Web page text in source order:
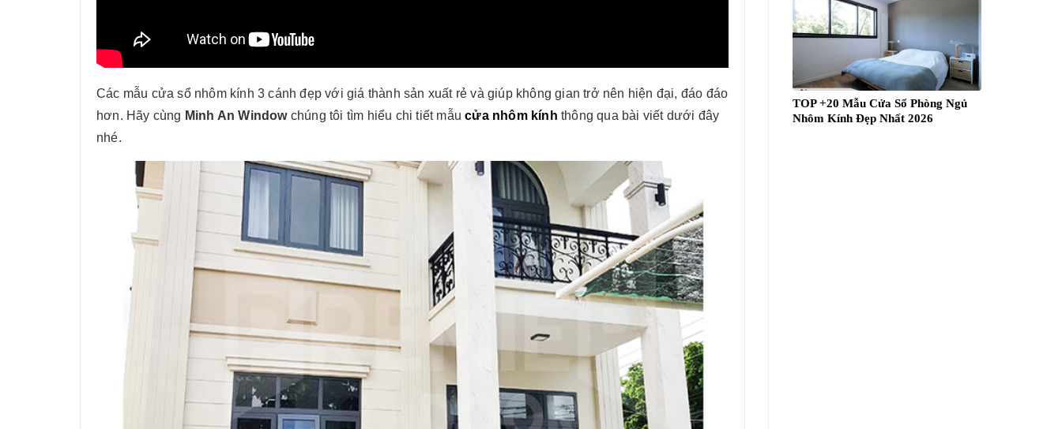
Các mẫu cửa sổ nhôm kính 3 cánh đẹp với giá thành sản xuất rẻ và giúp không gian trở nên hiện đại, đáo đáo
hơn. Hãy cùng Minh An Windowchúng tôi tìm hiểu chi tiết mẫucửa nhôm kínhthông qua bài viết dưới đây
nhé.
TOP +20 Mẫu Cửa Sổ Phòng Ngủ
Nhôm Kính Đẹp Nhất 2026